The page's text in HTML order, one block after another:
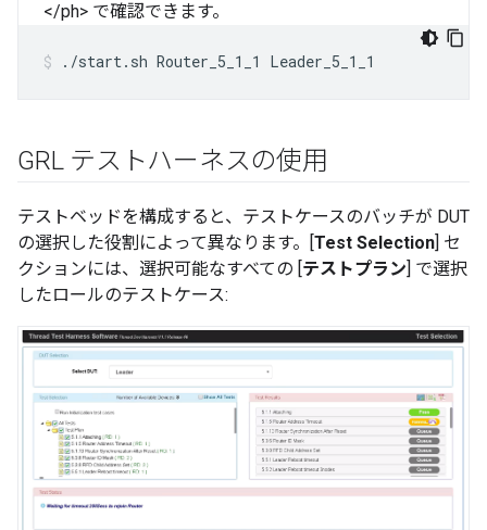
</ph> で確認できます。
./start.sh Router_5_1_1 Leader_5_1_1
GRL テストハーネスの使用
テストベッドを構成すると、テストケースのバッチが DUT
の選択した役割によって異なります。[Test Selection] セ
クションには、選択可能なすべての [テストプラン] で選択
したロールのテストケース: